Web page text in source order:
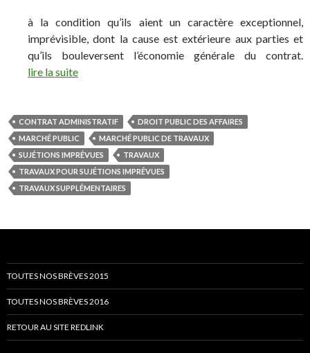
à la condition qu’ils aient un caractère exceptionnel,
imprévisible, dont la cause est extérieure aux parties et
qu’ils bouleversent l’économie générale du contrat.
lire la suite
CONTRAT ADMINISTRATIF
DROIT PUBLIC DES AFFAIRES
MARCHÉ PUBLIC
MARCHÉ PUBLIC DE TRAVAUX
SUJÉTIONS IMPRÉVUES
TRAVAUX
TRAVAUX POUR SUJÉTIONS IMPRÉVUES
TRAVAUX SUPPLÉMENTAIRES
TOUTES NOS BRÈVES 2015
TOUTES NOS BRÈVES 2016
RETOUR AU SITE REDLINK